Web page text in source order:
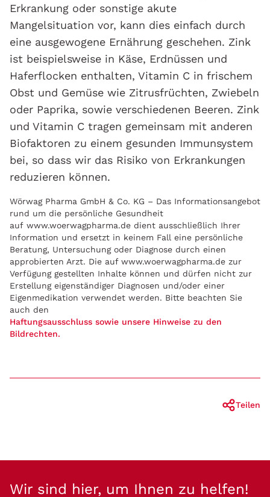
Erkrankung oder sonstige akute
Mangelsituation vor, kann dies einfach durch
eine ausgewogene Ernährung geschehen. Zink
ist beispielsweise in Käse, Erdnüssen und
Haferflocken enthalten, Vitamin C in frischem
Obst und Gemüse wie Zitrusfrüchten, Zwiebeln
oder Paprika, sowie verschiedenen Beeren. Zink
und Vitamin C tragen gemeinsam mit anderen
Biofaktoren zu einem gesunden Immunsystem
bei, so dass wir das Risiko von Erkrankungen
reduzieren können.
Wörwag Pharma GmbH & Co. KG – Das Informationsangebot
rund um die persönliche Gesundheit
auf www.woerwagpharma.de dient ausschließlich Ihrer
Information und ersetzt in keinem Fall eine persönliche
Beratung, Untersuchung oder Diagnose durch einen
approbierten Arzt. Die auf www.woerwagpharma.de zur
Verfügung gestellten Inhalte können und dürfen nicht zur
Erstellung eigenständiger Diagnosen und/oder einer
Eigenmedikation verwendet werden. Bitte beachten Sie
auch den
Haftungsausschluss sowie unsere Hinweise zu den
Bildrechten.
Teilen
Wir sind hier, um Ihnen zu helfen!